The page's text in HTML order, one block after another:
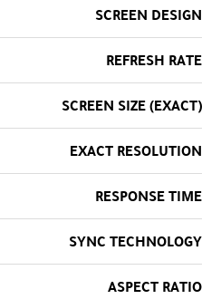
SCREEN DESIGN
REFRESH RATE
SCREEN SIZE (EXACT)
EXACT RESOLUTION
RESPONSE TIME
SYNC TECHNOLOGY
ASPECT RATIO